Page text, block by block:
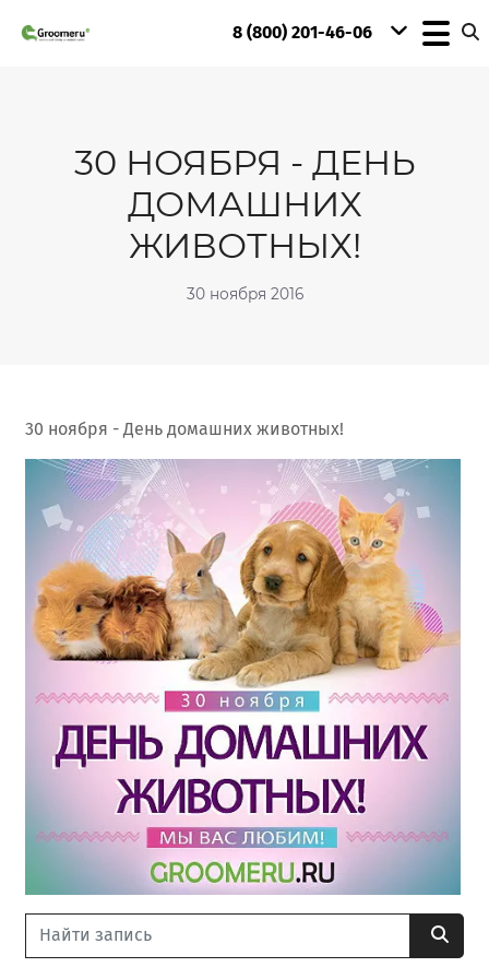
8 (800) 201-46-06
30 НОЯБРЯ - ДЕНЬ
ДОМАШНИХ
ЖИВОТНЫХ!
30 ноября 2016
30 ноября - День домашних животных!